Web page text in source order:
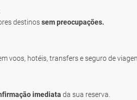
destinossem preocupações.
voos, hotéis, transfers e seguro de
imediata da sua reserva.